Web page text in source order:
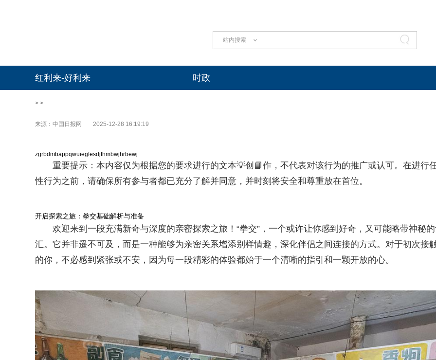
站内搜索
红利来-好利来 时政
> >
来源：中国日报网 2025-12-28 16:19:19
zgrbdmbappqwuiegfesdjfhmbwjhrbewj
重要提示：本内容仅为根据您的要求进行的文本💡创📘作，不代表对该行为的推广或认可。在进行
性行为之前，请确保所有参与者都已充分了解并同意，并时刻将安全和尊重放在首位。
开启探索之旅：拳交基础解析与准备
欢迎来到一段充满新奇与深度的亲密探索之旅！“拳交”，一个或许让你感到好奇，又可能略带神秘
汇。它并非遥不可及，而是一种能够为亲密关系增添别样情趣，深化伴侣之间连接的方式。对于初次接
的你，不必感到紧张或不安，因为每一段精彩的体验都始于一个清晰的指引和一颗开放的心。